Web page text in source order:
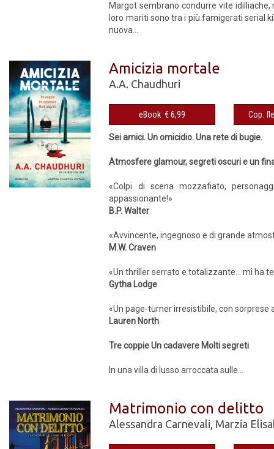
Margot sembrano condurre vite
loro mariti sono tra i più famigerati serial
nuova...
Amicizia mortale
A.A. Chaudhuri
eBook € 6,99
Sei amici. Un omicidio. Una rete di bugie.
Atmosfere glamour, segreti oscuri e un
«Colpi di scena mozzafiato,
appassionante!»
B.P. Walter
«Avvincente, ingegnoso e di grande
M.W. Craven
«Un thriller serrato e totalizzante... mi ha
Gytha Lodge
«Un page-turner irresistibile, con sorprese
Lauren North
Tre coppie Un cadavere Molti segreti
In una villa di lusso arroccata sulle...
Matrimonio con delitto
Alessandra Carnevali, Marzia